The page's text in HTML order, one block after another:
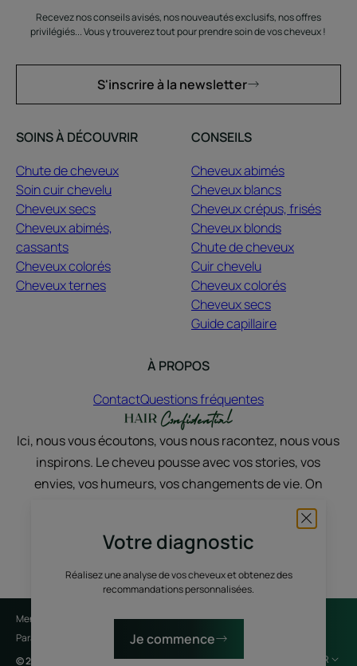
Votre diagnostic
Réalisez une analyse de vos cheveux et obtenez des
recommandations personnalisées.
Je commence
Recevez nos conseils avisés, nos nouveautés exclusifs, nos offres
privilégiés... Vous y trouverez tout pour prendre soin de vos cheveux !
S'inscrire à la newsletter
SOINS À DÉCOUVRIR
Chute de cheveux
Soin cuir chevelu
Cheveux secs
Cheveux abimés,
cassants
Cheveux colorés
Cheveux ternes
CONSEILS
Cheveux abimés
Cheveux blancs
Cheveux crépus, frisés
Cheveux blonds
Chute de cheveux
Cuir chevelu
Cheveux colorés
Cheveux secs
Guide capillaire
À PROPOS
ContactQuestions fréquentes
Ici, nous vous écoutons, vous nous racontez, nous vous
inspirons. Le cheveu pousse avec vos stories, vos
envies, vos humeurs, vos changements de vie. On
discute, on partage, on sublime, avec du vrai et du
Mentions légales
Politique de confidentialité
Paramètres des cookies
© 2026 René Furterer
FR